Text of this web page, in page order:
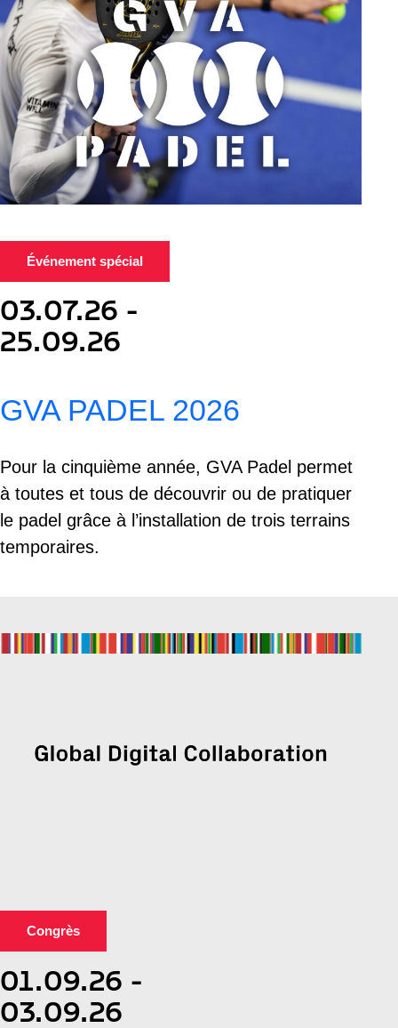
Événement spécial
03.07.26 -
25.09.26
GVA PADEL 2026
Pour la cinquième année, GVA Padel permet
à toutes et tous de découvrir ou de pratiquer
le padel grâce à l’installation de trois terrains
temporaires.
Congrès
01.09.26 -
03.09.26